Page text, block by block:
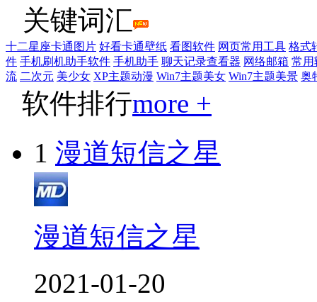
关键词汇
十二星座卡通图片 好看卡通壁纸 看图软件 网页常用工具 格式
件 手机刷机助手软件 手机助手 聊天记录查看器 网络邮箱 常用
流 二次元 美少女 XP主题动漫 Win7主题美女 Win7主题美景 奥
软件排行more +
1 漫道短信之星
漫道短信之星
2021-01-20